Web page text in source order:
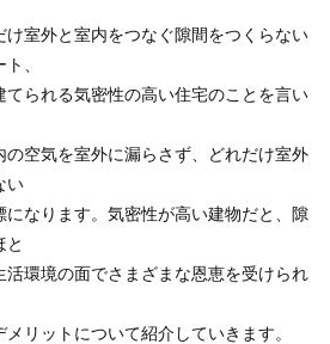
室外と室内をつなぐ隙間をつくらない
、
られる気密性の高い住宅のことを言い
空気を室外に漏らさず、どれだけ室外
い
なります。気密性が高い建物だと、隙
と
活環境の面でさまざまな恩恵を受けられ
リットについて紹介していきます。